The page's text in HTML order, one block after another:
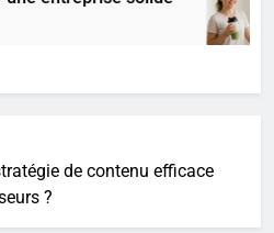
de contenu efficace
?